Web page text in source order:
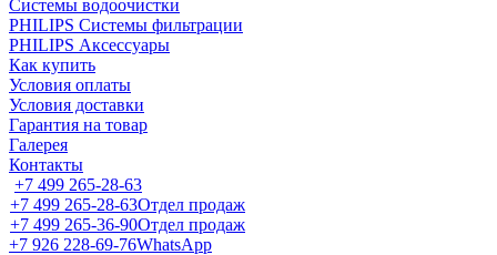
Системы водоочистки
PHILIPS Системы фильтрации
PHILIPS Аксессуары
Как купить
Условия оплаты
Условия доставки
Гарантия на товар
Галерея
Контакты
+7 499 265-28-63
+7 499 265-28-63Отдел продаж
+7 499 265-36-90Отдел продаж
+7 926 228-69-76WhatsApp